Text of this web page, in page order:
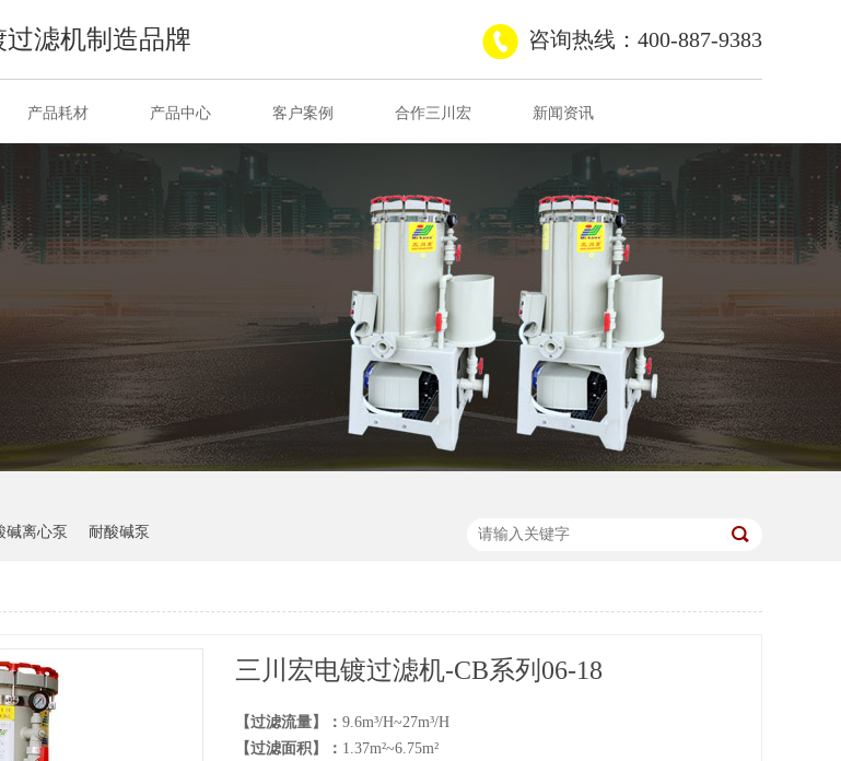
滤机制造品牌 咨询热线：400-887-9383
产品耗材 产品中心 客户案例 合作三川宏 新闻资讯
碱离心泵 耐酸碱泵
三川宏电镀过滤机-CB系列06-18
【过滤流量】：9.6m³/H~27m³/H
【过滤面积】： 1.37m²~6.75m²